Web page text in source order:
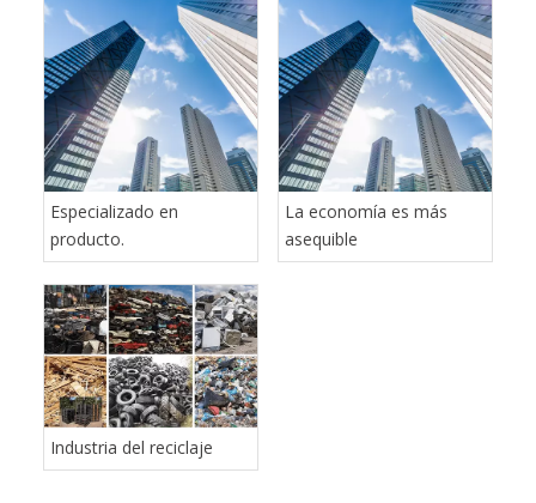
Hojas de trituradora de doble eje
Cuchillo triturador de un solo eje Hoja de corte de metal Espaciador de
Especializado en
producto.
La economía es más
asequible
Industria del reciclaje